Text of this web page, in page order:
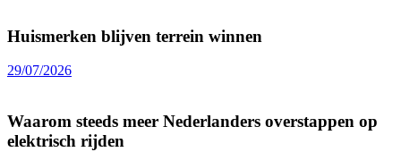
Huismerken blijven terrein winnen
29/07/2026
Waarom steeds meer Nederlanders overstappen op
elektrisch rijden